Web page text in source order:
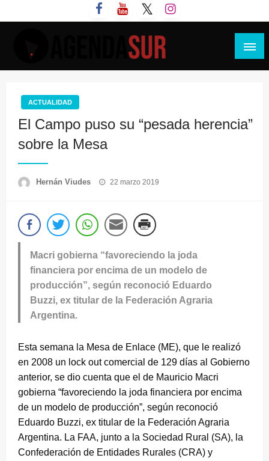
al
ACTUALIDAD
El Campo puso su “pesada herencia”
sobre la Mesa
Hernán Viudes
Publicado
22 marzo 2019
Macri gobierna “favoreciendo la joda
financiera por encima de un modelo de
producción”, según reconoció Eduardo
Buzzi, ex titular de la Federación Agraria
Argentina.
Esta semana la Mesa de Enlace (ME), que le realizó
en 2008 un lock out comercial de 129 días al Gobierno
anterior, se dio cuenta que el de Mauricio Macri
gobierna “favoreciendo la joda financiera por encima
de un modelo de producción”, según reconoció
Eduardo Buzzi, ex titular de la Federación Agraria
Argentina. La FAA, junto a la Sociedad Rural (SA), la
Confederación de Entidades Rurales (CRA) y